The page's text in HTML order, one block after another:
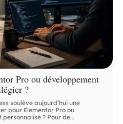
Pro ou développement
?
soulève aujourd’hui une
pour Elementor Pro ou
? Pour de…